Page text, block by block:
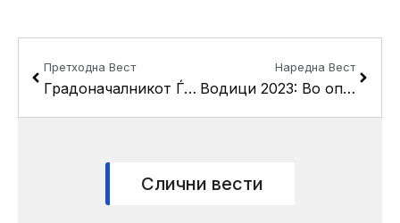
Претходна Вест
Градоначалникот Ѓорѓиевски и отец Оливер поделија хуманитарни оброци за социјално загрозените
Наредна Вест
Водици 2023: Во oпштина Кисела Вода ќе се положува богојавленскиот крст
Слични вести